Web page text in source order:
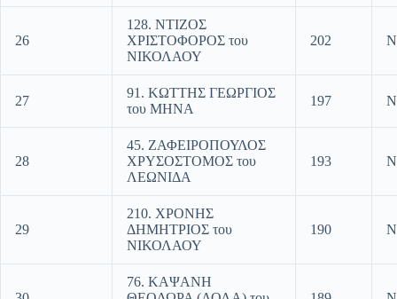
26
128. ΝΤΙΖΟΣ
ΧΡΙΣΤΟΦΟΡΟΣ του
ΝΙΚΟΛΑΟΥ
202
27
91. ΚΩΤΤΗΣ ΓΕΩΡΓΙΟΣ
του ΜΗΝΑ
197
28
45. ΖΑΦΕΙΡΟΠΟΥΛΟΣ
ΧΡΥΣΟΣΤΟΜΟΣ του
ΛΕΩΝΙΔΑ
193
29
210. ΧΡΟΝΗΣ
ΔΗΜΗΤΡΙΟΣ του
ΝΙΚΟΛΑΟΥ
190
76. ΚΑΨΑΝΗ